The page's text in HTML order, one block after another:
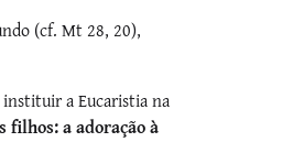
(cf. Mt 28, 20),
instituir a Eucaristia na
filhos: a adoração à